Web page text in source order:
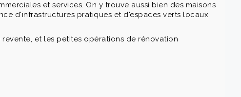
et services. On y trouve aussi bien des maisons
d'infrastructures pratiques et d'espaces verts locaux
et les petites opérations de rénovation